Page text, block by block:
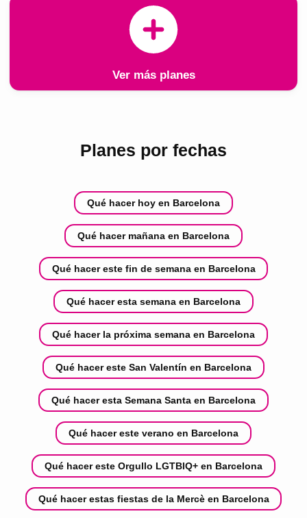
Ver más planes
Planes por fechas
Qué hacer hoy en Barcelona
Qué hacer mañana en Barcelona
Qué hacer este fin de semana en Barcelona
Qué hacer esta semana en Barcelona
Qué hacer la próxima semana en Barcelona
Qué hacer este San Valentín en Barcelona
Qué hacer esta Semana Santa en Barcelona
Qué hacer este verano en Barcelona
Qué hacer este Orgullo LGTBIQ+ en Barcelona
Qué hacer estas fiestas de la Mercè en Barcelona